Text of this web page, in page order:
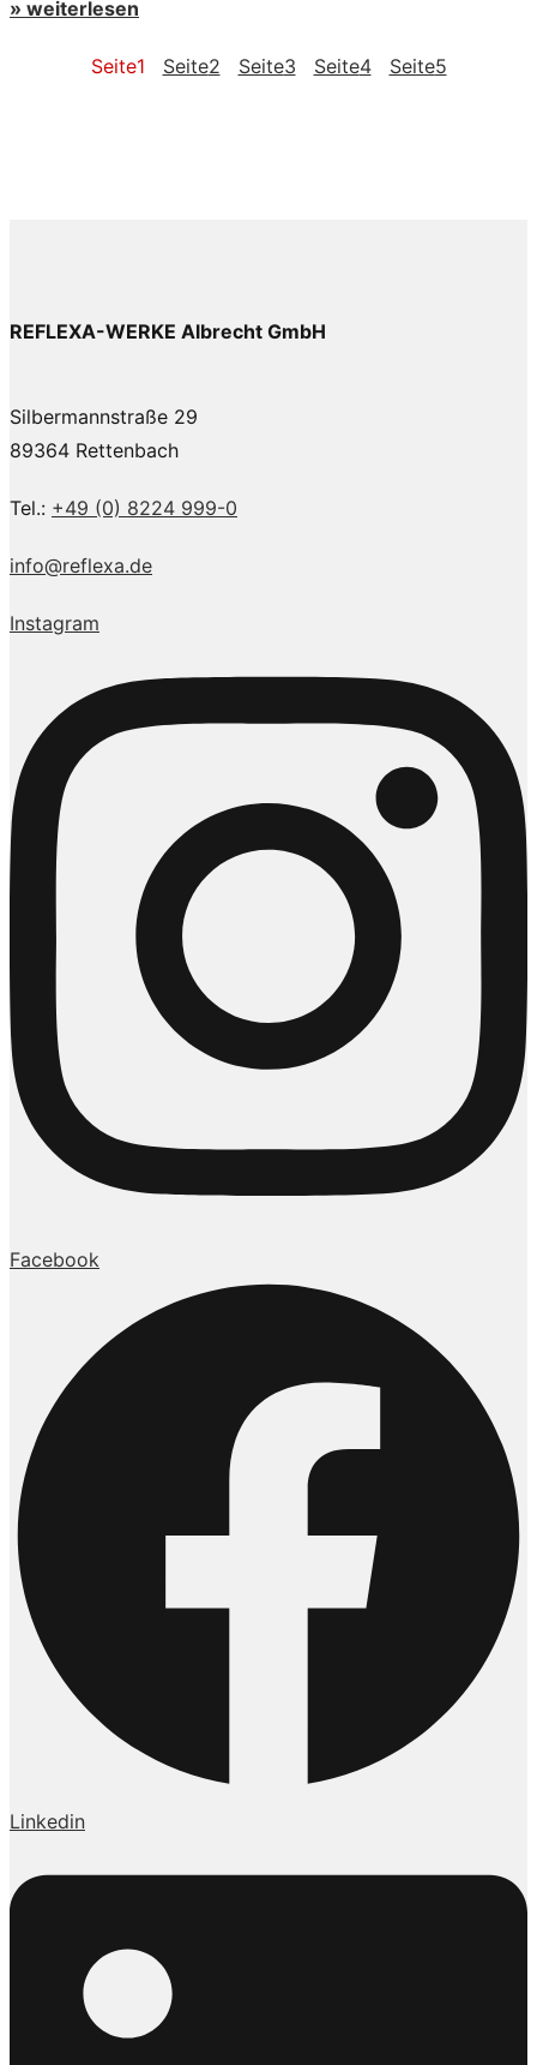
» weiterlesen
Seite1 Seite2 Seite3 Seite4 Seite5
REFLEXA-WERKE Albrecht GmbH
Silbermannstraße 29
89364 Rettenbach
Tel.: +49 (0) 8224 999-0
info@reflexa.de
Instagram
Facebook
Linkedin